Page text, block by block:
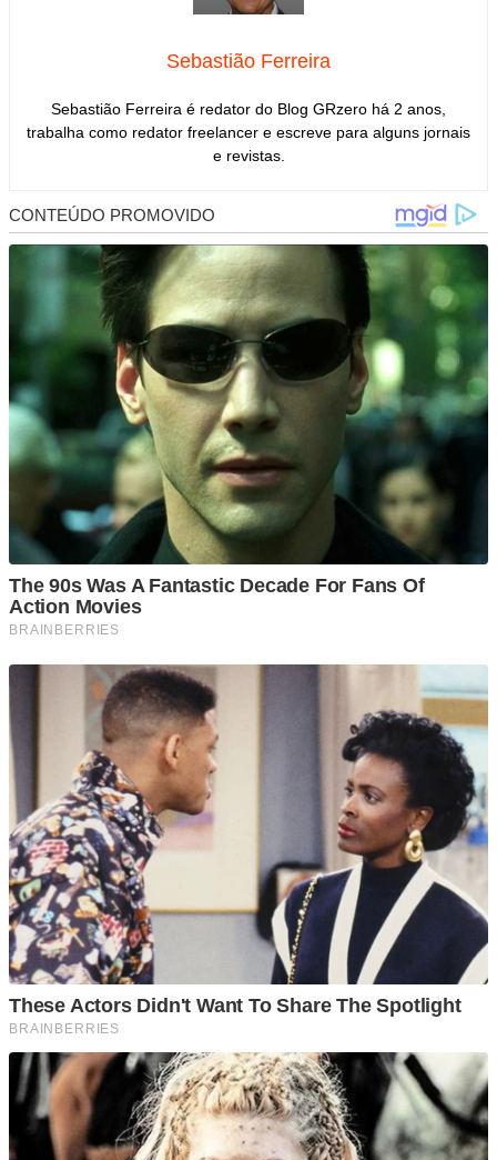
Sebastião Ferreira
Sebastião Ferreira é redator do Blog GRzero há 2 anos,
trabalha como redator freelancer e escreve para alguns jornais
e revistas.